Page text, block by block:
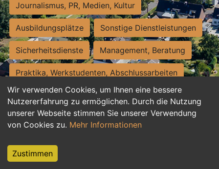
Wir verwenden Cookies, um Ihnen eine bessere
Nutzererfahrung zu ermöglichen. Durch die Nutzung
unserer Webseite stimmen Sie unserer Verwendung
von Cookies zu. Mehr Informationen
Zustimmen
Journalismus, PR, Medien, Kultur
Ausbildungsplätze Sonstige Dienstleistungen
Sicherheitsdienste Management, Beratung
Praktika, Werkstudenten, Abschlussarbeiten
Personalwesen Assistenz, Sekretariat
Hilfskräfte, Aushilfs- und Nebenjobs
Weiterbildung, Studium, duale Ausbildung